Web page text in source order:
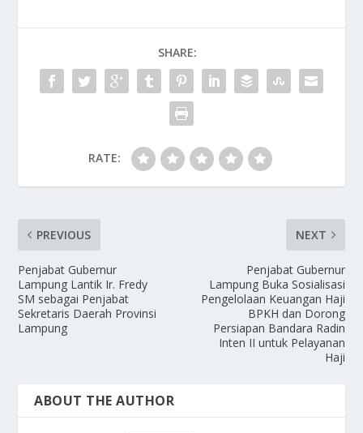
SHARE:
RATE:
PREVIOUS
Penjabat Gubernur
Lampung Lantik Ir. Fredy
SM sebagai Penjabat
Sekretaris Daerah Provinsi
Lampung
NEXT
Penjabat Gubernur
Lampung Buka Sosialisasi
Pengelolaan Keuangan Haji
BPKH dan Dorong
Persiapan Bandara Radin
Inten II untuk Pelayanan
Haji
ABOUT THE AUTHOR